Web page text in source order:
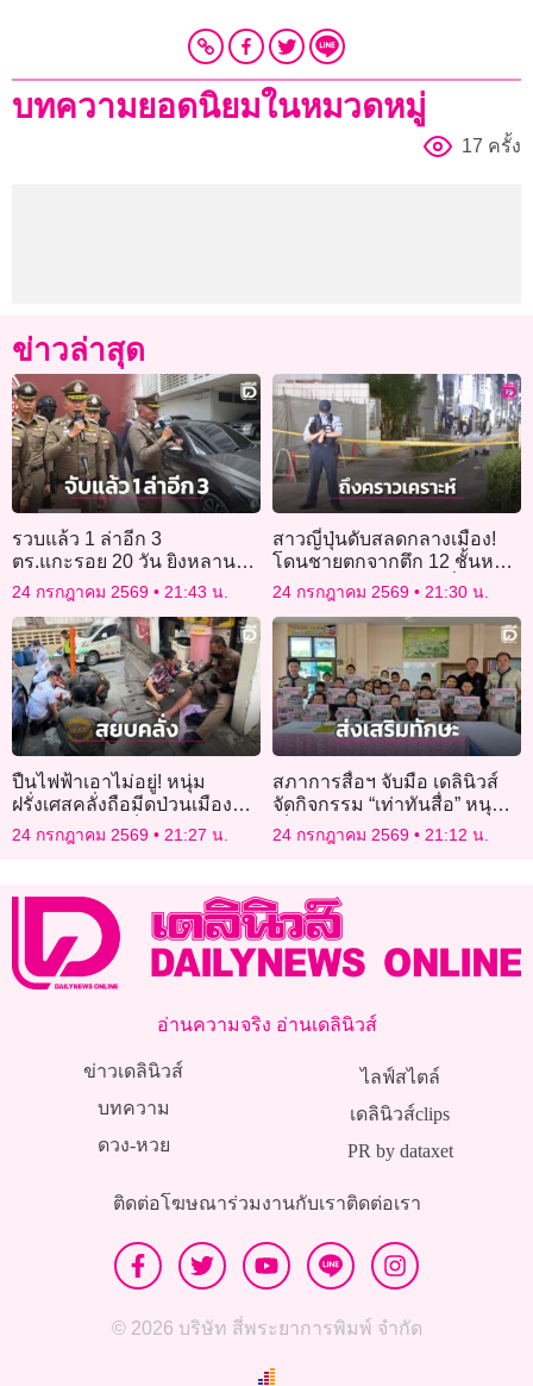
บทความยอดนิยมในหมวดหมู่
17 ครั้ง
ข่าวล่าสุด
รวบแล้ว 1 ล่าอีก 3
ตร.แกะรอย 20 วัน ยิงหลาน
อดีตนายกอ้อมน้อย คาใจปม
แค้นต่างสถาบัน
24 กรกฎาคม 2569 21:43 น.
สาวญี่ปุ่นดับสลดกลางเมือง!
โดนชายตกจากตึก 12 ชั้นหล่น
ทับร่างพอดีขณะเดินเที่ยวกับ
24 กรกฎาคม 2569 21:30 น.
ปืนไฟฟ้าเอาไม่อยู่! หนุ่ม
ฝรั่งเศสคลั่งถือมีดป่วนเมือง
ฟันขาตร.บาดเจ็บ ก่อนโดนยิง
สกัดรวบตัว
24 กรกฎาคม 2569 21:27 น.
สภาการสื่อฯ จับมือ เดลินิวส์
จัดกิจกรรม “เท่าทันสื่อ” หนุน
เด็กคิดวิเคราะห์ รู้ทันมิจฉาชีพ
ส่งเสริมการอ่านเขียน
24 กรกฎาคม 2569 21:12 น.
อ่านความจริง อ่านเดลินิวส์
ข่าวเดลินิวส์
บทความ
ดวง-หวย
ไลฟ์สไตล์
เดลินิวส์clips
PR by dataxet
ติดต่อโฆษณาร่วมงานกับเราติดต่อเรา
© 2026 บริษัท สี่พระยาการพิมพ์ จำกัด